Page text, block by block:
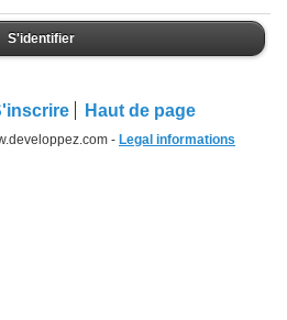
S'identifier
Haut de page
- Legal informations